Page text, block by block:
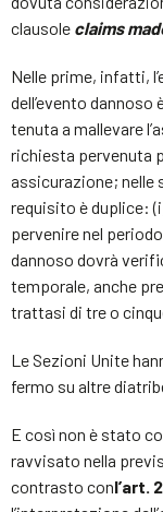
clausole claims
Nelle prime, infatti,
dell’evento
tenuta a mallevare
richiesta pervenuta
assicurazione; nelle
requisito è duplice:
pervenire nel
dannoso dovrà
temporale, anche
trattasi di tre o
Le Sezioni Unite
fermo su altre
E così non è stato
ravvisato nella
contrasto conl’art.